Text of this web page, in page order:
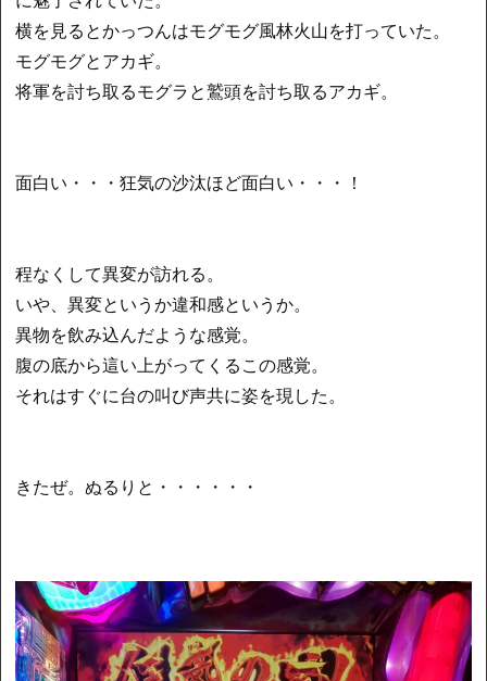
横を見るとかっつんはモグモグ風林火山を打っていた。
モグモグとアカギ。
将軍を討ち取るモグラと鷲頭を討ち取るアカギ。
面白い・・・狂気の沙汰ほど面白い・・・！
程なくして異変が訪れる。
いや、異変というか違和感というか。
異物を飲み込んだような感覚。
腹の底から這い上がってくるこの感覚。
それはすぐに台の叫び声共に姿を現した。
きたぜ。ぬるりと・・・・・・